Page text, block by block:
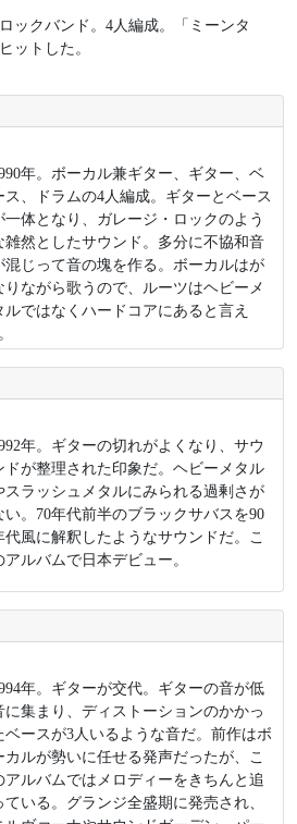
ックバンド。4人編成。「ミーンタ
ットした。
年。ボーカル兼ギター、ギター、ベ
ス、ドラムの4人編成。ギターとベース
一体となり、ガレージ・ロックのよう
雑然としたサウンド。多分に不協和音
混じって音の塊を作る。ボーカルはが
りながら歌うので、ルーツはヘビーメ
ルではなくハードコアにあると言え
年。ギターの切れがよくなり、サウ
ドが整理された印象だ。ヘビーメタル
スラッシュメタルにみられる過剰さが
い。70年代前半のブラックサバスを90
代風に解釈したようなサウンドだ。こ
アルバムで日本デビュー。
年。ギターが交代。ギターの音が低
に集まり、ディストーションのかかっ
ベースが3人いるような音だ。前作はボ
カルが勢いに任せる発声だったが、こ
アルバムではメロディーをきちんと追
ている。グランジ全盛期に発売され、